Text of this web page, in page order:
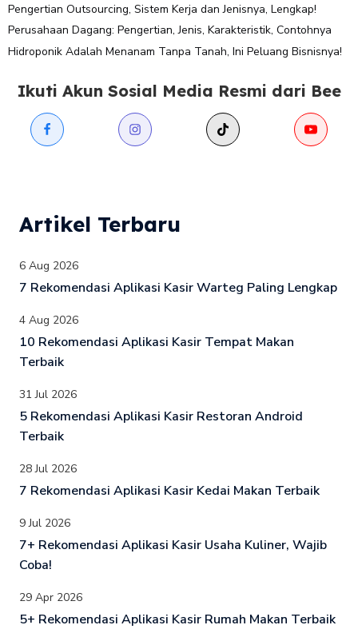
Pengertian Outsourcing, Sistem Kerja dan Jenisnya, Lengkap!
Perusahaan Dagang: Pengertian, Jenis, Karakteristik, Contohnya
Hidroponik Adalah Menanam Tanpa Tanah, Ini Peluang Bisnisnya!
Ikuti Akun Sosial Media Resmi dari Bee
Artikel Terbaru
6 Aug 2026
7 Rekomendasi Aplikasi Kasir Warteg Paling Lengkap
4 Aug 2026
10 Rekomendasi Aplikasi Kasir Tempat Makan
Terbaik
31 Jul 2026
5 Rekomendasi Aplikasi Kasir Restoran Android
Terbaik
28 Jul 2026
7 Rekomendasi Aplikasi Kasir Kedai Makan Terbaik
9 Jul 2026
7+ Rekomendasi Aplikasi Kasir Usaha Kuliner, Wajib
Coba!
29 Apr 2026
5+ Rekomendasi Aplikasi Kasir Rumah Makan Terbaik